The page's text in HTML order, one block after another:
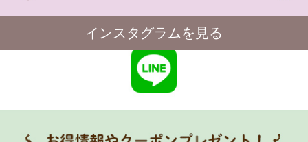
インスタグラムを見る